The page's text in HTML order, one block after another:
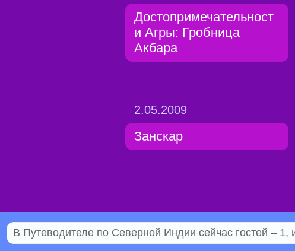
Достопримечательност
и Агры: Гробница
Акбара
2.05.2009
Занскар
В Путеводителе по Северной Индии сейчас гостей – 1,